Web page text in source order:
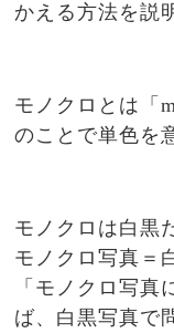
かえる方法を説
モノクロとは「
のことで単色を
モノクロは白黒
モノクロ写真＝
「モノクロ写
ば、白黒写真で